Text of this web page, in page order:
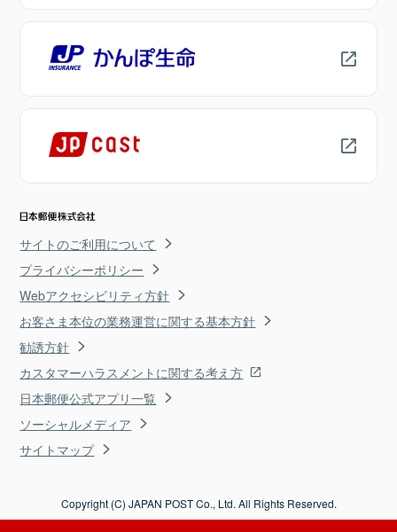
サイトのご利用について
プライバシーポリシー
Webアクセシビリティ方針
お客さま本位の業務運営に関する基本方針
勧誘方針
カスタマーハラスメントに関する考え方
日本郵便公式アプリ一覧
ソーシャルメディア
サイトマップ
Copyright (C) JAPAN POST Co., Ltd. All Rights Reserved.